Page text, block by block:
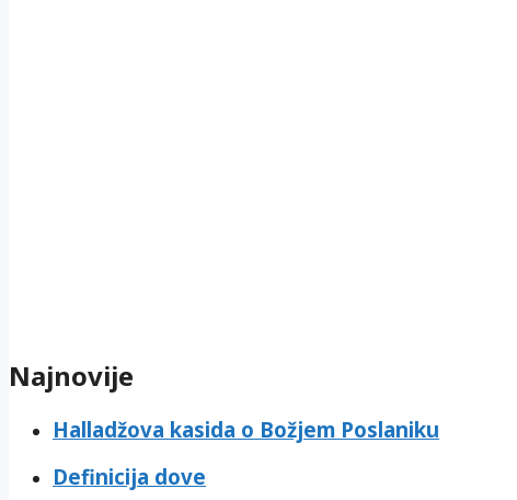
Najnovije
Halladžova kasida o Božjem Poslaniku
Definicija dove